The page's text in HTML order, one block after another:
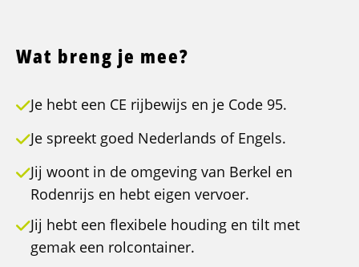
Wat breng je mee?
Je hebt een CE rijbewijs en je Code 95.
Je spreekt goed Nederlands of Engels.
Jij woont in de omgeving van Berkel en
Rodenrijs en hebt eigen vervoer.
Jij hebt een flexibele houding en tilt met
gemak een rolcontainer.